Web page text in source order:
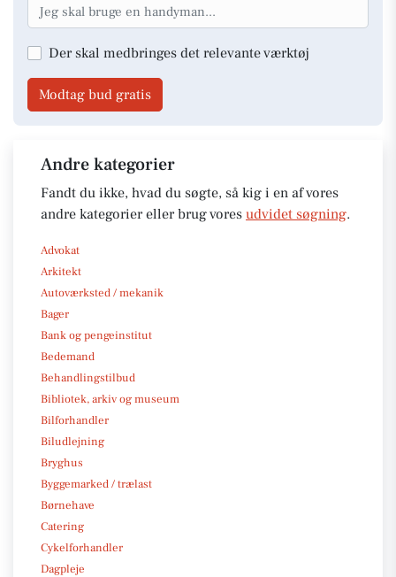
Der skal medbringes det relevante værktøj
Modtag bud gratis
Andre kategorier
Fandt du ikke, hvad du søgte, så kig i en af vores
andre kategorier eller brug vores udvidet søgning.
Advokat
Arkitekt
Autoværksted / mekanik
Bager
Bank og pengeinstitut
Bedemand
Behandlingstilbud
Bibliotek, arkiv og museum
Bilforhandler
Biludlejning
Bryghus
Byggemarked / trælast
Børnehave
Catering
Cykelforhandler
Dagpleje